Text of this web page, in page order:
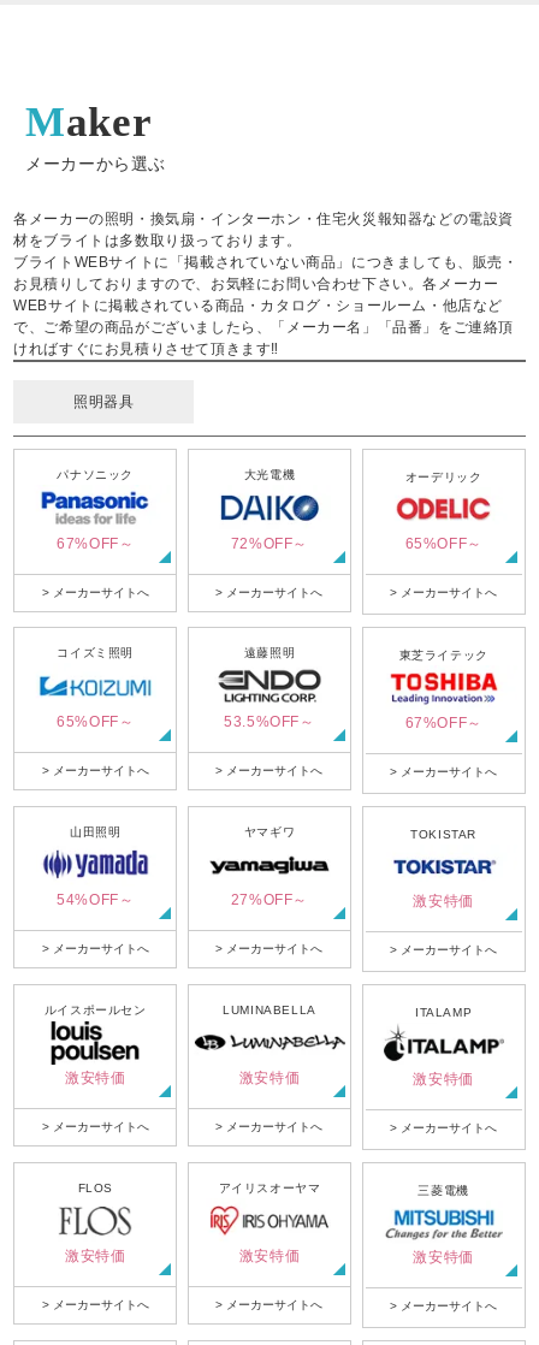
Maker
メーカーから選ぶ
各メーカーの照明・換気扇・インターホン・住宅火災報知器などの電設資
材をブライトは多数取り扱っております。
ブライトWEBサイトに「掲載されていない商品」につきましても、販売・
お見積りしておりますので、お気軽にお問い合わせ下さい。各メーカー
WEBサイトに掲載されている商品・カタログ・ショールーム・他店など
で、ご希望の商品がございましたら、「メーカー名」「品番」をご連絡頂
ければすぐにお見積りさせて頂きます‼
照明器具
パナソニック
67%OFF～
> メーカーサイトへ
大光電機
72%OFF～
> メーカーサイトへ
オーデリック
65%OFF～
> メーカーサイトへ
コイズミ照明
65%OFF～
> メーカーサイトへ
遠藤照明
53.5%OFF～
> メーカーサイトへ
東芝ライテック
67%OFF～
> メーカーサイトへ
山田照明
54%OFF～
> メーカーサイトへ
ヤマギワ
27%OFF～
> メーカーサイトへ
TOKISTAR
激安特価
> メーカーサイトへ
ルイスポールセン
激安特価
> メーカーサイトへ
LUMINABELLA
激安特価
> メーカーサイトへ
ITALAMP
激安特価
> メーカーサイトへ
FLOS
激安特価
> メーカーサイトへ
アイリスオーヤマ
激安特価
> メーカーサイトへ
三菱電機
激安特価
> メーカーサイトへ